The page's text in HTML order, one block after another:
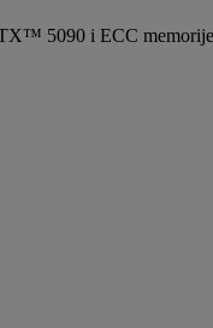
5090 i ECC